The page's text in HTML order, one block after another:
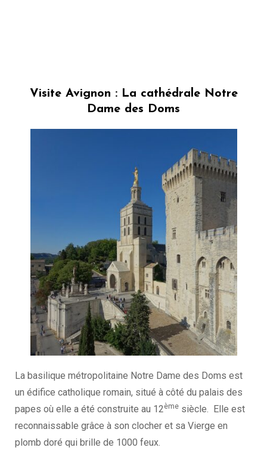
Visite Avignon : La cathédrale Notre
Dame des Doms
La basilique métropolitaine Notre Dame des Doms est
un édifice catholique romain, situé à côté du palais des
papes où elle a été construite au 12ème siècle. Elle est
reconnaissable grâce à son clocher et sa Vierge en
plomb doré qui brille de 1000 feux.